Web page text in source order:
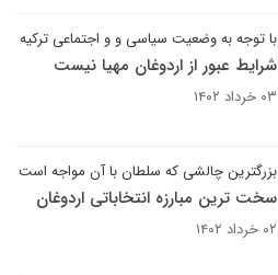
با توجه به وضعیت سیاسی و و اجتماعی ترکیه
شرایط عبور از اردوغان مهیا نیست
۰۳ خرداد ۱۴۰۲
بزرگترین چالشی که سلطان با آن مواجه است
سخت ترین مبارزه انتخاباتی اردوغان
۰۲ خرداد ۱۴۰۲